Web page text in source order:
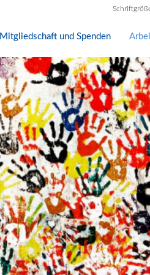
Mitgliedschaft und Spenden